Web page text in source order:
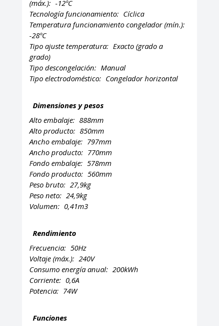
(máx.): -12ºC
Tecnología funcionamiento: Cíclica
Temperatura funcionamiento congelador (mín.):
-28ºC
Tipo ajuste temperatura: Exacto (grado a
grado)
Tipo descongelación: Manual
Tipo electrodoméstico: Congelador horizontal
Dimensiones y pesos
Alto embalaje: 888mm
Alto producto: 850mm
Ancho embalaje: 797mm
Ancho producto: 770mm
Fondo embalaje: 578mm
Fondo producto: 560mm
Peso bruto: 27,9kg
Peso neto: 24,9kg
Volumen: 0,41m3
Rendimiento
Frecuencia: 50Hz
Voltaje (máx.): 240V
Consumo energía anual: 200kWh
Corriente: 0,6A
Potencia: 74W
Funciones